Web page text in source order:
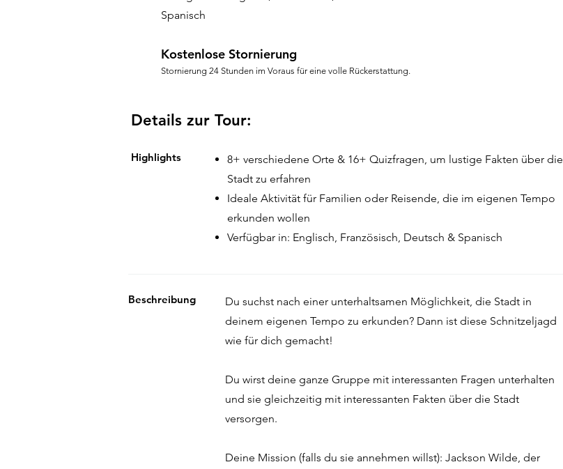
Spanisch
Kostenlose Stornierung
Stornierung 24 Stunden im Voraus für eine volle Rückerstattung.
Details zur Tour:
Highlights
8+ verschiedene Orte & 16+ Quizfragen, um lustige Fakten über die
Stadt zu erfahren
Ideale Aktivität für Familien oder Reisende, die im eigenen Tempo
erkunden wollen
Verfügbar in: Englisch, Französisch, Deutsch & Spanisch
Beschreibung
Du suchst nach einer unterhaltsamen Möglichkeit, die Stadt in
deinem eigenen Tempo zu erkunden? Dann ist diese Schnitzeljagd
wie für dich gemacht!
Du wirst deine ganze Gruppe mit interessanten Fragen unterhalten
und sie gleichzeitig mit interessanten Fakten über die Stadt
versorgen.
Deine Mission (falls du sie annehmen willst): Jackson Wilde, der